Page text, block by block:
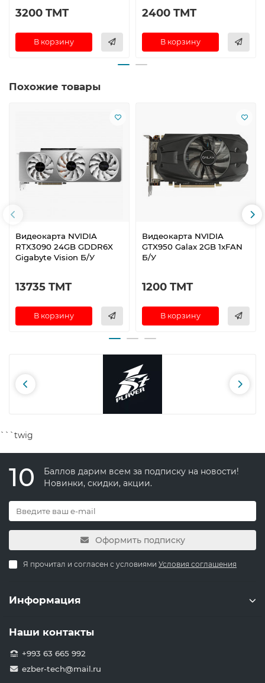
3200 TMT
В корзину
2400 TMT
В корзину
Похожие товары
Видеокарта NVIDIA
RTX3090 24GB GDDR6X
Gigabyte Vision Б/У
13735 TMT
В корзину
Видеокарта NVIDIA
GTX950 Galax 2GB 1xFAN
Б/У
1200 TMT
В корзину
```twig
10
Баллов дарим всем за подписку на новости!
Новинки, скидки, акции.
Оформить подписку
Я прочитал и согласен с условиями Условия соглашения
Информация
Наши контакты
+993 63 665 992
ezber-tech@mail.ru